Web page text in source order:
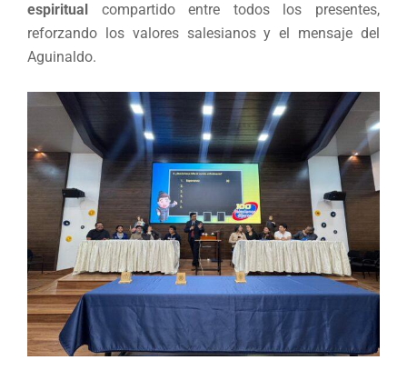
espiritual compartido entre todos los presentes,
reforzando los valores salesianos y el mensaje del
Aguinaldo.